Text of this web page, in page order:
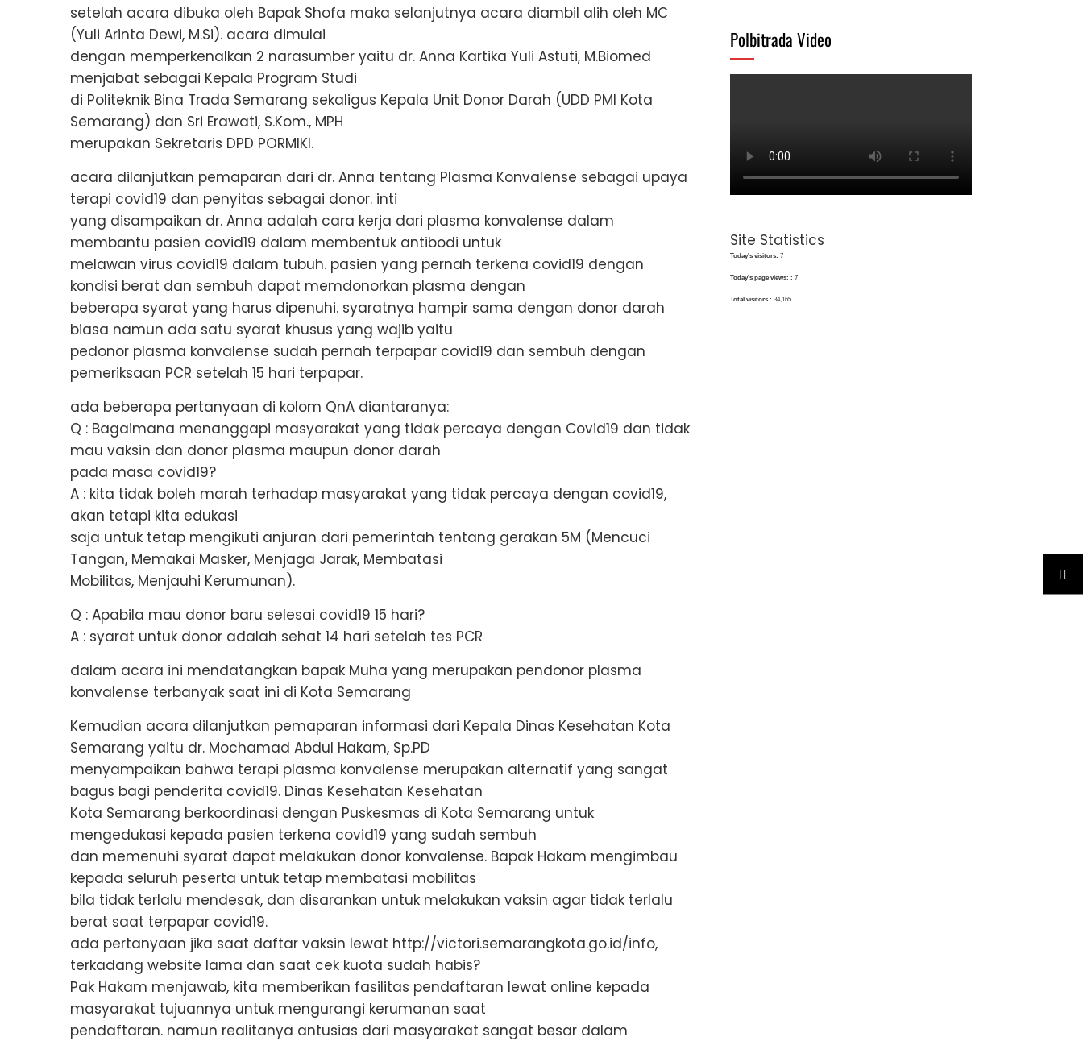
setelah acara dibuka oleh Bapak Shofa maka selanjutnya acara diambil alih oleh MC
(Yuli Arinta Dewi, M.Si). acara dimulai
dengan memperkenalkan 2 narasumber yaitu dr. Anna Kartika Yuli Astuti, M.Biomed
menjabat sebagai Kepala Program Studi
di Politeknik Bina Trada Semarang sekaligus Kepala Unit Donor Darah (UDD PMI Kota
Semarang) dan Sri Erawati, S.Kom., MPH
merupakan Sekretaris DPD PORMIKI.
acara dilanjutkan pemaparan dari dr. Anna tentang Plasma Konvalense sebagai upaya
terapi covid19 dan penyitas sebagai donor. inti
yang disampaikan dr. Anna adalah cara kerja dari plasma konvalense dalam
membantu pasien covid19 dalam membentuk antibodi untuk
melawan virus covid19 dalam tubuh. pasien yang pernah terkena covid19 dengan
kondisi berat dan sembuh dapat memdonorkan plasma dengan
beberapa syarat yang harus dipenuhi. syaratnya hampir sama dengan donor darah
biasa namun ada satu syarat khusus yang wajib yaitu
pedonor plasma konvalense sudah pernah terpapar covid19 dan sembuh dengan
pemeriksaan PCR setelah 15 hari terpapar.
ada beberapa pertanyaan di kolom QnA diantaranya:
Q : Bagaimana menanggapi masyarakat yang tidak percaya dengan Covid19 dan tidak
mau vaksin dan donor plasma maupun donor darah
pada masa covid19?
A : kita tidak boleh marah terhadap masyarakat yang tidak percaya dengan covid19,
akan tetapi kita edukasi
saja untuk tetap mengikuti anjuran dari pemerintah tentang gerakan 5M (Mencuci
Tangan, Memakai Masker, Menjaga Jarak, Membatasi
Mobilitas, Menjauhi Kerumunan).
Q : Apabila mau donor baru selesai covid19 15 hari?
A : syarat untuk donor adalah sehat 14 hari setelah tes PCR
dalam acara ini mendatangkan bapak Muha yang merupakan pendonor plasma
konvalense terbanyak saat ini di Kota Semarang
Kemudian acara dilanjutkan pemaparan informasi dari Kepala Dinas Kesehatan Kota
Semarang yaitu dr. Mochamad Abdul Hakam, Sp.PD
menyampaikan bahwa terapi plasma konvalense merupakan alternatif yang sangat
bagus bagi penderita covid19. Dinas Kesehatan Kesehatan
Kota Semarang berkoordinasi dengan Puskesmas di Kota Semarang untuk
mengedukasi kepada pasien terkena covid19 yang sudah sembuh
dan memenuhi syarat dapat melakukan donor konvalense. Bapak Hakam mengimbau
kepada seluruh peserta untuk tetap membatasi mobilitas
bila tidak terlalu mendesak, dan disarankan untuk melakukan vaksin agar tidak terlalu
berat saat terpapar covid19.
ada pertanyaan jika saat daftar vaksin lewat http://victori.semarangkota.go.id/info,
terkadang website lama dan saat cek kuota sudah habis?
Pak Hakam menjawab, kita memberikan fasilitas pendaftaran lewat online kepada
masyarakat tujuannya untuk mengurangi kerumanan saat
pendaftaran. namun realitanya antusias dari masyarakat sangat besar dalam
Polbitrada Video
Site Statistics
Today's visitors: 7
Today's page views: : 7
Total visitors : 34,165